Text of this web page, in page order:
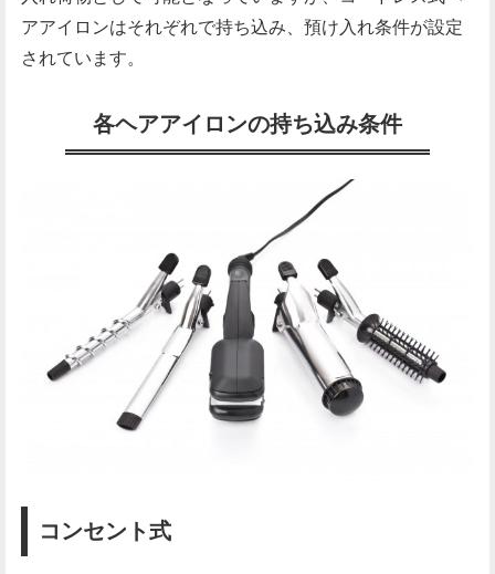
アアイロンはそれぞれで持ち込み、預け入れ条件が設定
されています。
各ヘアアイロンの持ち込み条件
コンセント式